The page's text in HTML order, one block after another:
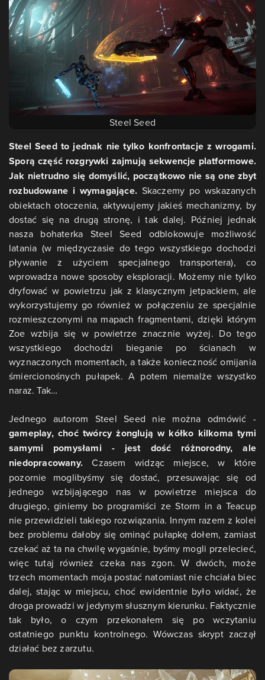
Steel Seed
Steel Seed to jednak nie tylko konfrontacje z wrogami.
Sporą część rozgrywki zajmują sekwencje platformowe.
Jak nietrudno się domyślić, początkowo nie są one zbyt
rozbudowane i wymagające.Skaczemy po wskazanych
obiektach otoczenia, aktywujemy jakieś mechanizmy, by
dostać się na drugą stronę, i tak dalej. Później jednak
nasza bohaterka Steel Seed odblokowuje możliwość
latania (w międzyczasie do tego wszystkiego dochodzi
pływanie z użyciem specjalnego transportera), co
wprowadza nowe sposoby eksploracji. Możemy nie tylko
dryfować w powietrzu jak z klasycznym jetpackiem, ale
wykorzystujemy go również w połączeniu ze specjalnie
rozmieszczonymi na mapach fragmentami, dzięki którym
Zoe wzbija się w powietrze znacznie wyżej. Do tego
wszystkiego dochodzi bieganie po ścianach w
wyznaczonych momentach, a także konieczność omijania
śmiercionośnych pułapek. A potem niemalże wszystko
naraz. Tak…
Jednego autorom Steel Seed nie można odmówić -
gameplay, choć twórcy żonglują w kółko kilkoma tymi
samymi pomysłami - jest dość różnorodny, ale
niedopracowany. Czasem widząc miejsce, w które
pozornie moglibyśmy się dostać, przesuwając się od
jednego wzbijającego nas w powietrze miejsca do
drugiego, giniemy bo programiści ze Storm in a Teacup
nie przewidzieli takiego rozwiązania. Innym razem z kolei
bez problemu dałoby się ominąć pułapkę dołem, zamiast
czekać aż ta na chwilę wygaśnie, byśmy mogli przelecieć,
więc tutaj również czeka nas zgon. W dwóch, może
trzech momentach moja postać natomiast nie chciała biec
dalej, stając w miejscu, choć ewidentnie było widać, że
droga prowadzi w jedynym słusznym kierunku. Faktycznie
tak było, o czym przekonałem się po wczytaniu
ostatniego punktu kontrolnego. Wówczas skrypt zaczął
działać bez zarzutu.